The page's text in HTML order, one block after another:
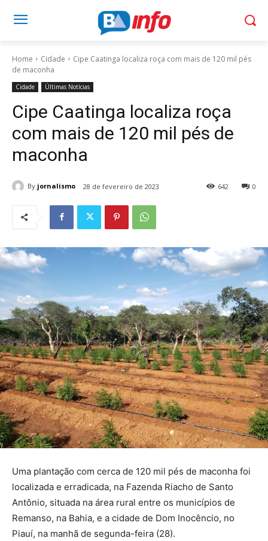
Home Cidade
Cipe Caatinga localiza roça com mais de 120 mil pés
de maconha
Cidade Últimas Notícias
Cipe Caatinga localiza roça
com mais de 120 mil pés de
maconha
By jornalismo 28 de fevereiro de 2023 0
642
Uma plantação com cerca de 120 mil pés de maconha foi
localizada e erradicada, na Fazenda Riacho de Santo
Antônio, situada na área rural entre os municípios de
Remanso, na Bahia, e a cidade de Dom Inocêncio, no
Piauí, na manhã de segunda-feira (28).